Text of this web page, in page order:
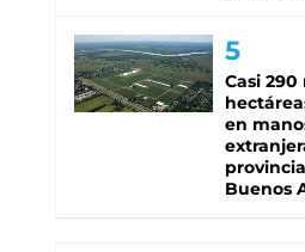
Casi 290
en
Buenos